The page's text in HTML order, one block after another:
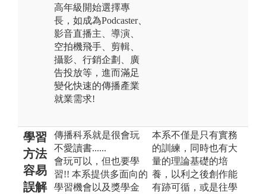
高年級開始選擇專
長，如成為Podcaster、
影音直播主、導演、
空拍機飛手、剪輯、
攝影、行銷企劃、廣
告投放等，進而滿足
變化快速的傳播產業
就業需求!
學習
方法
容易
誤解
傳播科系就是很會玩
不愛讀書......
會玩可以，但也要學
習!! 本系提供多面向的
學習機會以及獎學金
本系不僅是只有實務
的訓練，同時也有大
量的理論基礎的培
養，以利之後創作能
有跡可循，或是往學